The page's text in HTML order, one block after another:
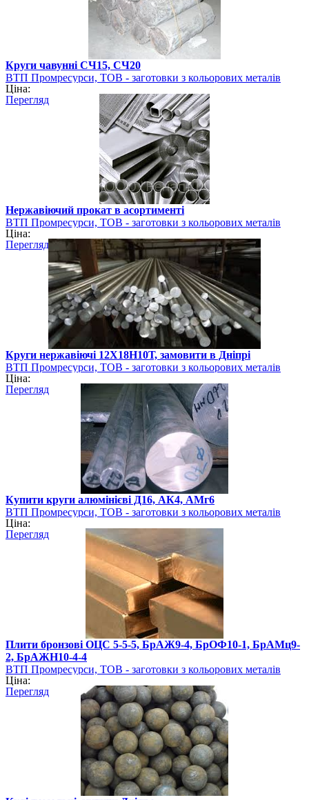
Круги чавунні СЧ15, СЧ20
ВТП Промресурси, ТОВ - заготовки з кольорових металів
Ціна:
Перегляд
Нержавіючий прокат в асортименті
ВТП Промресурси, ТОВ - заготовки з кольорових металів
Ціна:
Перегляд
Круги нержавіючі 12Х18Н10Т, замовити в Дніпрі
ВТП Промресурси, ТОВ - заготовки з кольорових металів
Ціна:
Перегляд
Купити круги алюмінієві Д16, АК4, АМг6
ВТП Промресурси, ТОВ - заготовки з кольорових металів
Ціна:
Перегляд
Плити бронзові ОЦС 5-5-5, БрАЖ9-4, БрОФ10-1, БрАМц9-
2, БрАЖН10-4-4
ВТП Промресурси, ТОВ - заготовки з кольорових металів
Ціна:
Перегляд